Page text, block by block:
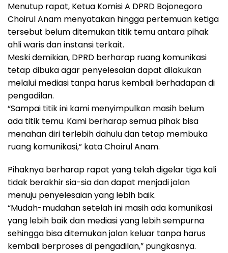
Menutup rapat, Ketua Komisi A DPRD Bojonegoro
Choirul Anam menyatakan hingga pertemuan ketiga
tersebut belum ditemukan titik temu antara pihak
ahli waris dan instansi terkait.
Meski demikian, DPRD berharap ruang komunikasi
tetap dibuka agar penyelesaian dapat dilakukan
melalui mediasi tanpa harus kembali berhadapan di
pengadilan.
“Sampai titik ini kami menyimpulkan masih belum
ada titik temu. Kami berharap semua pihak bisa
menahan diri terlebih dahulu dan tetap membuka
ruang komunikasi,” kata Choirul Anam.
Pihaknya berharap rapat yang telah digelar tiga kali
tidak berakhir sia-sia dan dapat menjadi jalan
menuju penyelesaian yang lebih baik.
“Mudah-mudahan setelah ini masih ada komunikasi
yang lebih baik dan mediasi yang lebih sempurna
sehingga bisa ditemukan jalan keluar tanpa harus
kembali berproses di pengadilan,” pungkasnya.